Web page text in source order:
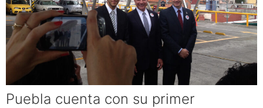
Puebla cuenta con su primer